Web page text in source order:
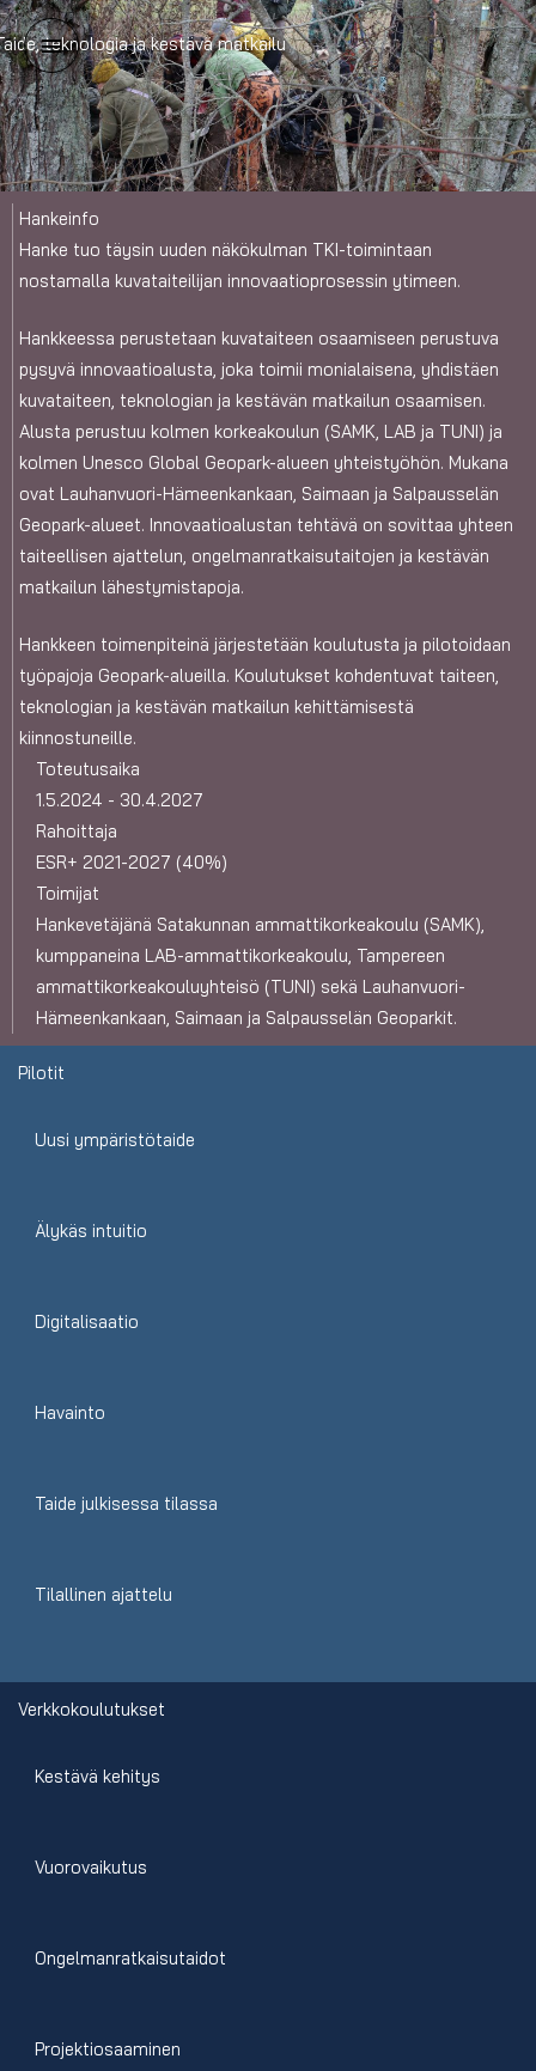
Siirry
sisältöönPäävalikko
teknologia ja kestävä matkailu
Hankeinfo
Hanke tuo täysin uuden näkökulman TKI-toimintaan
nostamalla kuvataiteilijan innovaatioprosessin ytimeen.
Hankkeessa perustetaan kuvataiteen osaamiseen perustuva
pysyvä innovaatioalusta, joka toimii monialaisena, yhdistäen
kuvataiteen, teknologian ja kestävän matkailun osaamisen.
Alusta perustuu kolmen korkeakoulun (SAMK, LAB ja TUNI) ja
kolmen Unesco Global Geopark-alueen yhteistyöhön. Mukana
ovat Lauhanvuori-Hämeenkankaan, Saimaan ja Salpausselän
Geopark-alueet. Innovaatioalustan tehtävä on sovittaa yhteen
taiteellisen ajattelun, ongelmanratkaisutaitojen ja kestävän
matkailun lähestymistapoja.
Hankkeen toimenpiteinä järjestetään koulutusta ja pilotoidaan
työpajoja Geopark-alueilla. Koulutukset kohdentuvat taiteen,
teknologian ja kestävän matkailun kehittämisestä
kiinnostuneille.
Toteutusaika
1.5.2024 - 30.4.2027
Rahoittaja
ESR+ 2021-2027 (40%)
Toimijat
Hankevetäjänä Satakunnan ammattikorkeakoulu (SAMK),
kumppaneina LAB-ammattikorkeakoulu, Tampereen
ammattikorkeakouluyhteisö (TUNI) sekä Lauhanvuori-
Hämeenkankaan, Saimaan ja Salpausselän Geoparkit.
Pilotit
Uusi ympäristötaide
Älykäs intuitio
Digitalisaatio
Havainto
Taide julkisessa tilassa
Tilallinen ajattelu
Verkkokoulutukset
Kestävä kehitys
Vuorovaikutus
Ongelmanratkaisutaidot
Projektiosaaminen